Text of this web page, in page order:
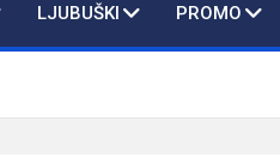
LJUBUŠKI PROMO